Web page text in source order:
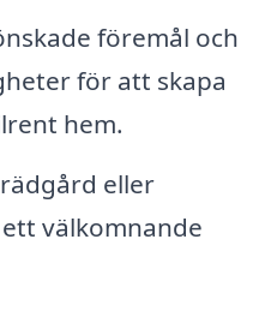
föremål och
för att skapa
hem.
eller
välkomnande